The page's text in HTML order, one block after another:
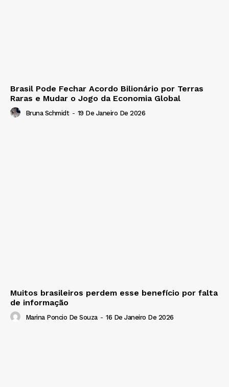
Brasil Pode Fechar Acordo Bilionário por Terras
Raras e Mudar o Jogo da Economia Global
Bruna Schmidt - 19 De Janeiro De 2026
Muitos brasileiros perdem esse benefício por falta
de informação
Marina Poncio De Souza - 16 De Janeiro De 2026